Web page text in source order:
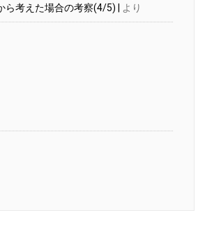
ら考えた場合の考察(4/5) |
より